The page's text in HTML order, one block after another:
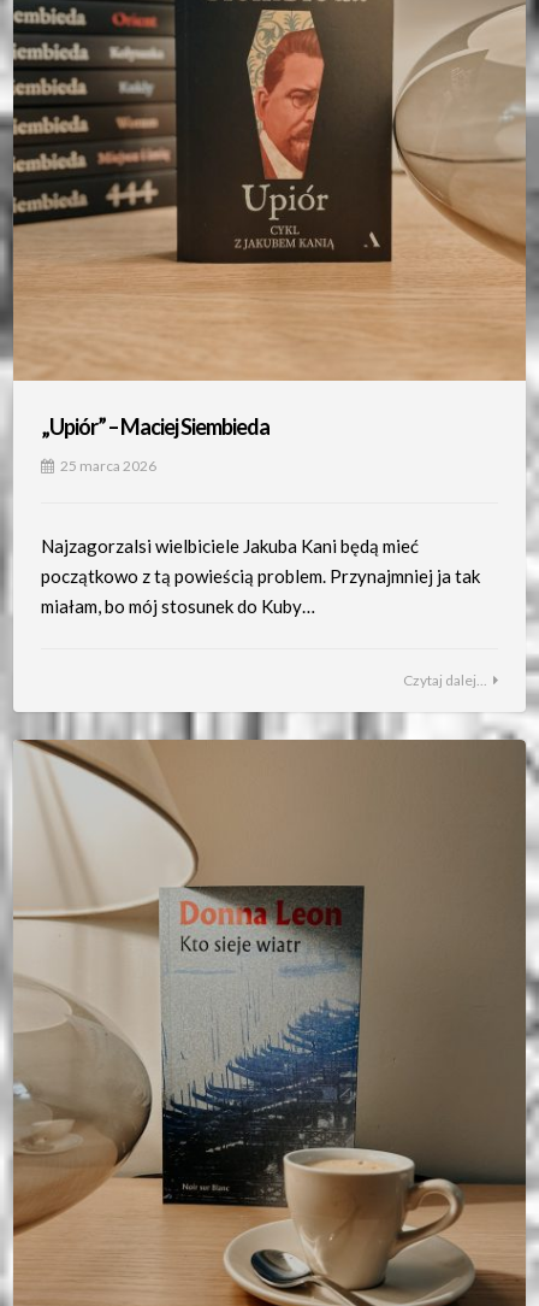
„Upiór” – Maciej Siembieda
25 marca 2026
Najzagorzalsi wielbiciele Jakuba Kani będą mieć
początkowo z tą powieścią problem. Przynajmniej ja tak
miałam, bo mój stosunek do Kuby…
Czytaj dalej...